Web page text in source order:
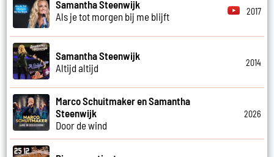
Samantha Steenwijk
Als je tot morgen bij me blijft
2017
Samantha Steenwijk
Altijd altijd
2014
Marco Schuitmaker en Samantha
Steenwijk
Door de wind
2026